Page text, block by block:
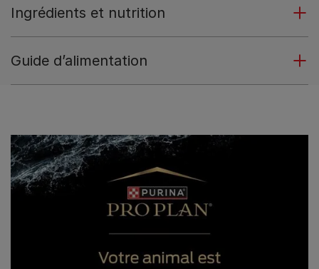
Ingrédients et nutrition
Guide d’alimentation